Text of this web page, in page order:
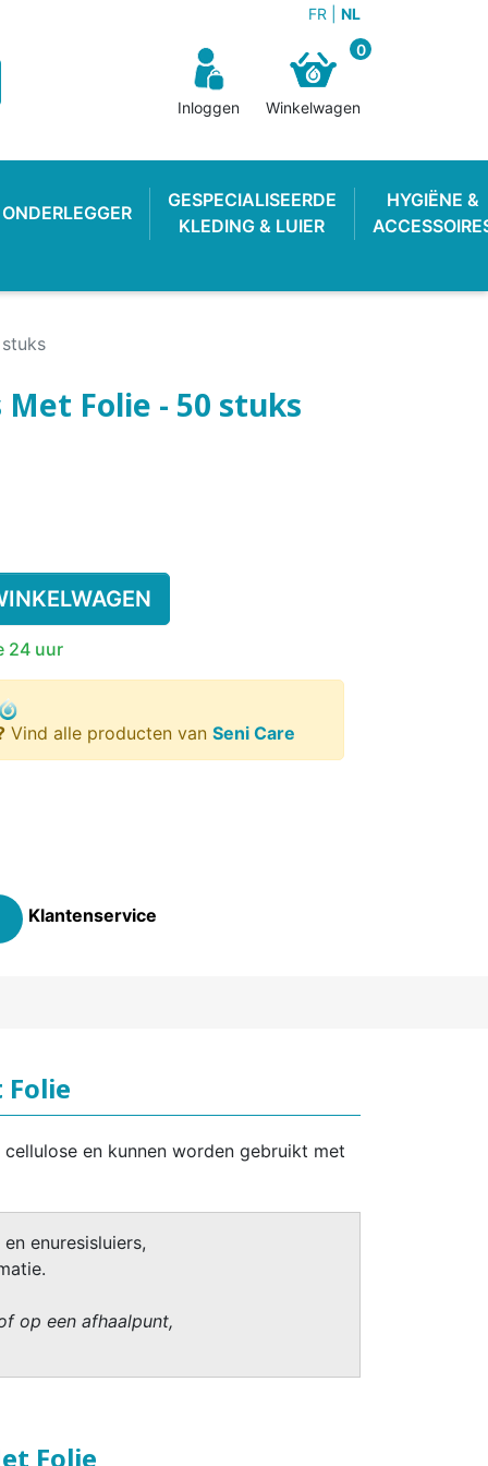
FR NL
Inloggen
0
Winkelwagen
ONDERLEGGER
GESPECIALISEERDE
KLEDING & LUIER
HYGIËNE &
PLASWEKKER KINDEREN
Met Folie - 50 stuks
24 uur
Vind alle producten van Seni Care
Klantenservice
Folie
en kunnen worden gebruikt met
enuresisluiers,
op een afhaalpunt,
Folie